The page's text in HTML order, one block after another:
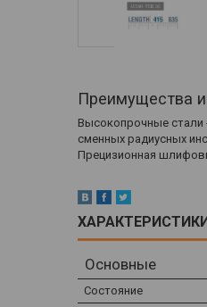
Преимущества
Высокопрочные стали
сменных радиусных
Прецизионная
Основные
Состояние